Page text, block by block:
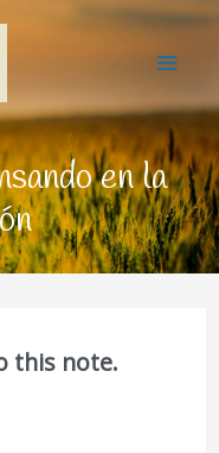
en la
this note.